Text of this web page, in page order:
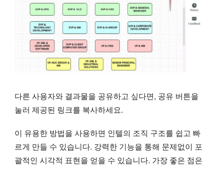
다른 사용자와 결과물을 공유하고 싶다면, 공유 버튼을
눌러 제공된 링크를 복사하세요.
이 유용한 방법을 사용하면 인텔의 조직 구조를 쉽고 빠
르게 만들 수 있습니다. 강력한 기능을 통해 문제없이 포
괄적인 시각적 표현을 얻을 수 있습니다. 가장 좋은 점은